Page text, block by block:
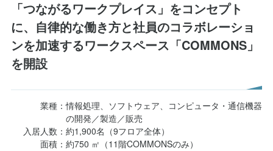
に、自律的な働き方と社員のコラボレーショ
ンを加速するワークスペース「COMMONS」
を開設
業種：情報処理、ソフトウェア、コンピュータ・通信機器
の開発／製造／販売
約1,900名（9フロア全体）
面積： 約750 ㎡（11階COMMONSのみ）